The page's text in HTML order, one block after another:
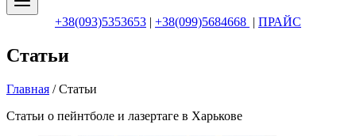
+38(093)5353653 | +38(099)5684668 | ПРАЙС
Статьи
Главная / Статьи
Статьи о пейнтболе и лазертаге в Харькове